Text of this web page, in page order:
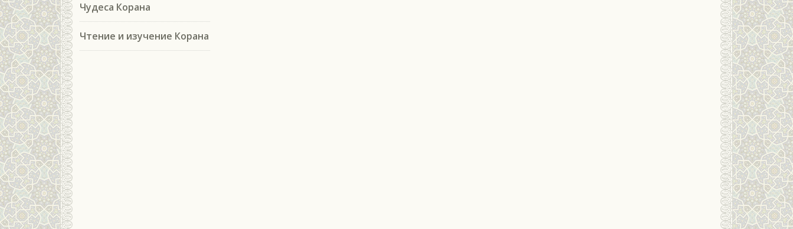
Чудеса Корана
Чтение и изучение Корана